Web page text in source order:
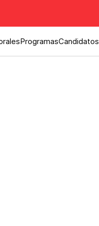
ProgramasCandidatos